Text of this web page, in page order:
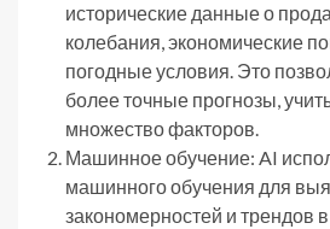
исторические данные о
колебания, экономические
погодные условия. Это
более точные прогнозы,
множество факторов.
Машинное обучение: AI
машинного обучения для
закономерностей и трендов